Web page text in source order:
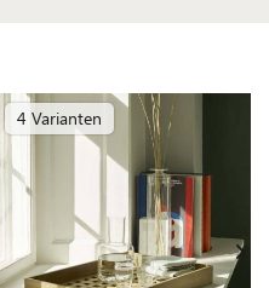
4 Varianten